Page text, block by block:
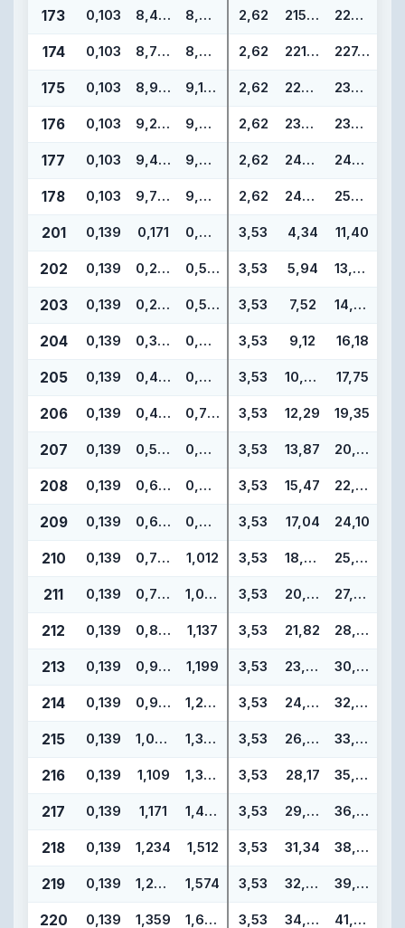
173 0,103 8,487 8,693 2,62 215,57 220,81
174 0,103 8,737 8,943 2,62 221,92 227,16
175 0,103 8,987 9,193 2,62 228,27 233,51
176 0,103 9,237 9,443 2,62 234,62 239,86
177 0,103 9,487 9,693 2,62 240,97 246,21
178 0,103 9,737 9,943 2,62 247,32 252,56
201 0,139 0,171 0,449 3,53 4,34 11,40
202 0,139 0,234 0,512 3,53 5,94 13,00
203 0,139 0,296 0,574 3,53 7,52 14,58
204 0,139 0,359 0,637 3,53 9,12 16,18
205 0,139 0,421 0,699 3,53 10,69 17,75
206 0,139 0,484 0,762 3,53 12,29 19,35
207 0,139 0,546 0,824 3,53 13,87 20,93
208 0,139 0,609 0,887 3,53 15,47 22,53
209 0,139 0,671 0,949 3,53 17,04 24,10
210 0,139 0,734 1,012 3,53 18,64 25,70
211 0,139 0,796 1,074 3,53 20,22 27,28
212 0,139 0,859 1,137 3,53 21,82 28,88
213 0,139 0,921 1,199 3,53 23,39 30,45
214 0,139 0,984 1,262 3,53 24,99 32,05
215 0,139 1,046 1,324 3,53 26,57 33,63
216 0,139 1,109 1,387 3,53 28,17 35,23
217 0,139 1,171 1,449 3,53 29,74 36,80
218 0,139 1,234 1,512 3,53 31,34 38,40
219 0,139 1,296 1,574 3,53 32,92 39,98
220 0,139 1,359 1,637 3,53 34,52 41,58